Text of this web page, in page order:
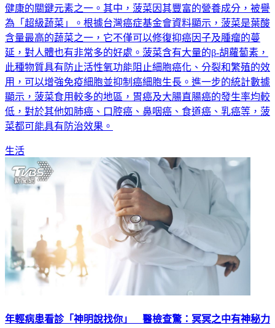
健康的關鍵元素之一。其中，菠菜因其豐富的營養成分，被譽
為「超級蔬菜」。根據台灣癌症基金會資料顯示，菠菜是葉酸
含量最高的蔬菜之一，它不僅可以修復抑癌因子及腫瘤的蔓
延，對人體也有非常多的好處。菠菜含有大量的β-胡蘿蔔素，
此種物質具有防止活性氧功能阻止細胞癌化、分裂和繁殖的效
用，可以增強免疫細胞並抑制癌細胞生長。進一步的統計數據
顯示，菠菜食用較多的地區，胃癌及大腸直腸癌的發生率均較
低，對於其他如肺癌、口腔癌、鼻咽癌、食道癌、乳癌等，菠
菜都可能具有防治效果。
生活
年輕病患看診「神明說找你」 醫檢查驚：冥冥之中有神秘力